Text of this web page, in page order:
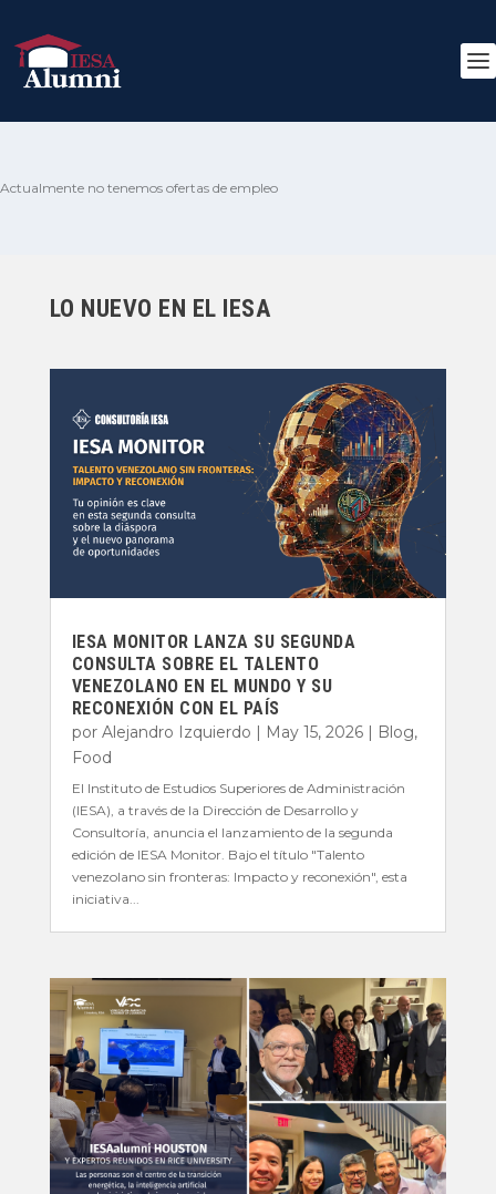
Actualmente no tenemos ofertas de empleo
LO NUEVO EN EL IESA
IESA MONITOR LANZA SU SEGUNDA
CONSULTA SOBRE EL TALENTO
VENEZOLANO EN EL MUNDO Y SU
RECONEXIÓN CON EL PAÍS
por Alejandro Izquierdo | May 15, 2026| Blog,
Food
El Instituto de Estudios Superiores de Administración
(IESA), a través de la Dirección de Desarrollo y
Consultoría, anuncia el lanzamiento de la segunda
edición de IESA Monitor. Bajo el título "Talento
venezolano sin fronteras: Impacto y reconexión", esta
iniciativa...